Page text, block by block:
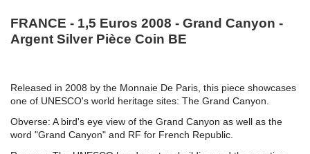
FRANCE - 1,5 Euros 2008 - Grand Canyon -
Argent Silver Pièce Coin BE
Released in 2008 by the Monnaie De Paris, this piece showcases
one of UNESCO's world heritage sites: The Grand Canyon.
Obverse: A bird's eye view of the Grand Canyon as well as the
word "Grand Canyon" and RF for French Republic.